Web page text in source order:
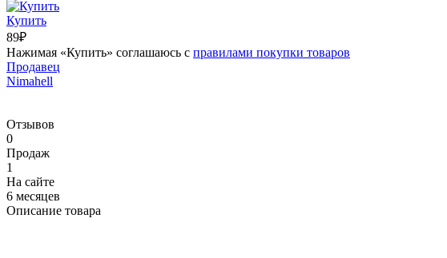
Купить
89₽
Нажимая «Купить» соглашаюсь с правилами покупки товаров
Продавец
Nimahell
Отзывов
0
Продаж
1
На сайте
6 месяцев
Описание товара